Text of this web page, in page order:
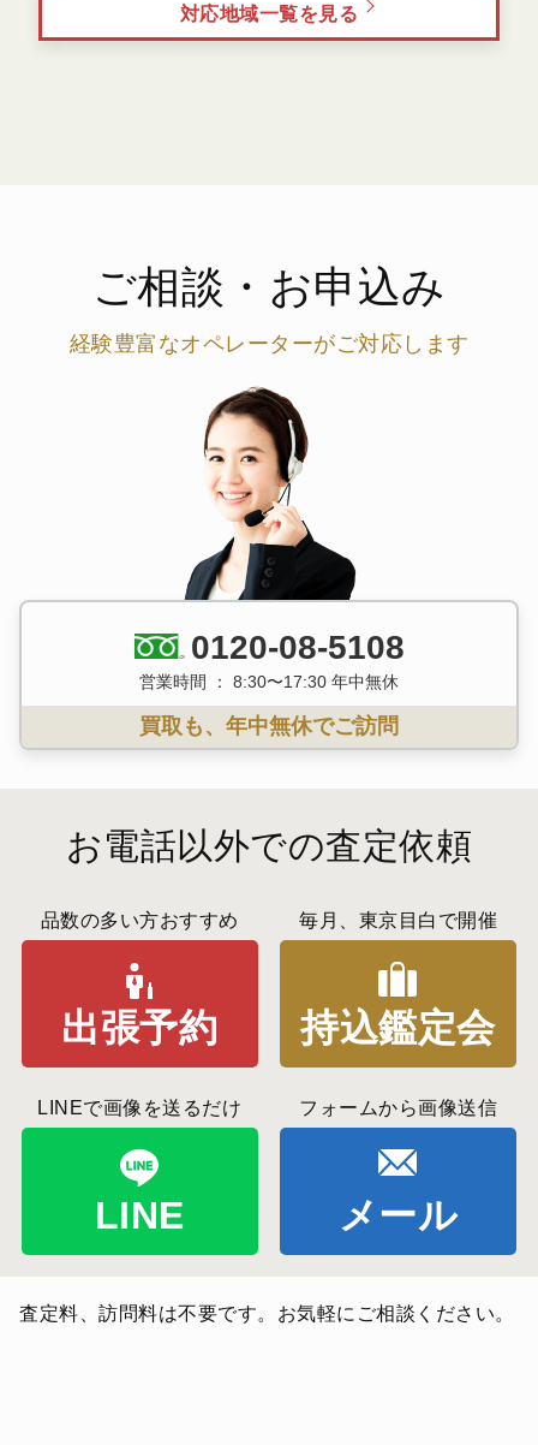
対応地域一覧を見る
ご相談・お申込み
経験豊富なオペレーターがご対応します
0120-08-5108
営業時間 ： 8:30〜17:30 年中無休
買取も、年中無休でご訪問
お電話以外での査定依頼
品数の多い方おすすめ
出張予約
毎月、東京目白で開催
持込鑑定会
LINEで画像を送るだけ
LINE
フォームから画像送信
メール
査定料、訪問料は不要です。お気軽にご相談ください。